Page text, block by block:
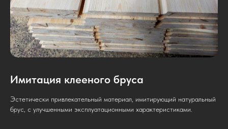
Имитация клееного бруса
Эстетически привлекательный материал, имитирующий натуральный
брус, с улучшенными эксплуатационными характеристиками.